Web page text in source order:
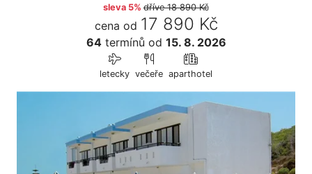
sleva 5% dříve18 890 Kč
cena od 17 890 Kč
64termínů od 15. 8. 2026
letecky večeře aparthotel